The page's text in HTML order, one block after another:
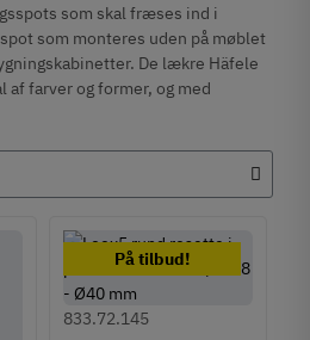
som skal fræses ind i
som monteres uden på møblet
De lækre Häfele
af farver og former, og med
På tilbud!
833.72.145